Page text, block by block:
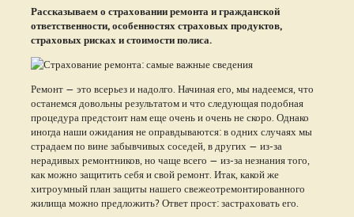
Рассказываем о страховании ремонта и гражданской
ответственности, особенностях страховых продуктов,
страховых рисках и стоимости полиса.
Ремонт — это всерьез и надолго. Начиная его, мы надеемся, что
останемся довольны результатом и что следующая подобная
процедура предстоит нам еще очень и очень не скоро. Однако
иногда наши ожидания не оправдываются: в одних случаях мы
страдаем по вине забывчивых соседей, в других — из-за
нерадивых ремонтников, но чаще всего — из-за незнания того,
как можно защитить себя и свой ремонт. Итак, какой же
хитроумный план защиты нашего свежеотремонтированного
жилища можно предложить? Ответ прост: застраховать его.